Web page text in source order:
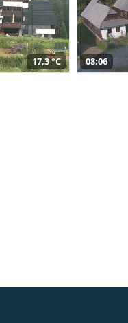
17,3 °C 08:06